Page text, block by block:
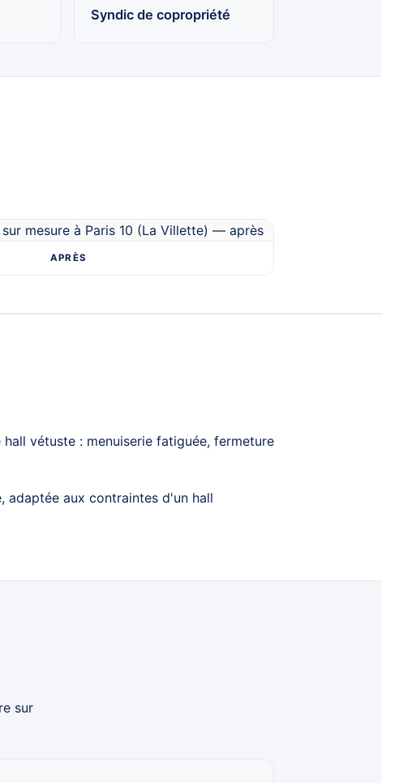
Syndic de copropriété
APRÈS
vétuste : menuiserie fatiguée, fermeture
adaptée aux contraintes d'un hall
sur